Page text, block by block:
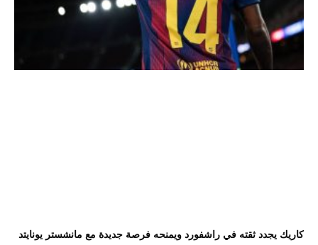
كاريك يجدد ثقته في راشفورد ويمنحه فرصة جديدة مع مانشستر يونايتد